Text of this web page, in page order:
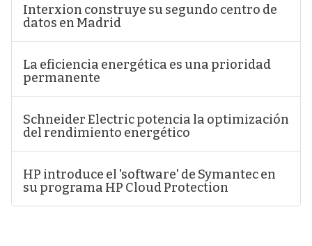
Interxion construye su segundo centro de
datos en Madrid
La eficiencia energética es una prioridad
permanente
Schneider Electric potencia la optimización
del rendimiento energético
HP introduce el 'software' de Symantec en
su programa HP Cloud Protection